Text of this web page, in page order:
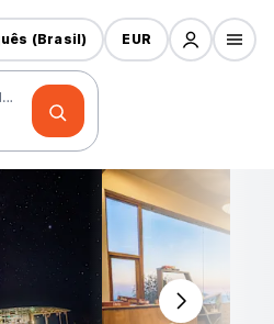
Hóspedes
(Brasil) EUR